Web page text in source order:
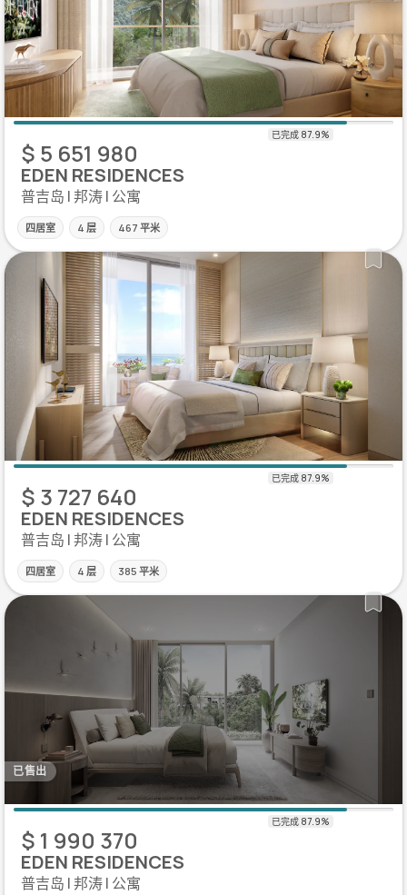
$ 5 651 980
EDEN RESIDENCES
普吉岛 | 邦涛 | 公寓
四居室 4 层 467 平米
$ 3 727 640
EDEN RESIDENCES
普吉岛 | 邦涛 | 公寓
四居室 4 层 385 平米
已售出
$ 1 990 370
EDEN RESIDENCES
普吉岛 | 邦涛 | 公寓